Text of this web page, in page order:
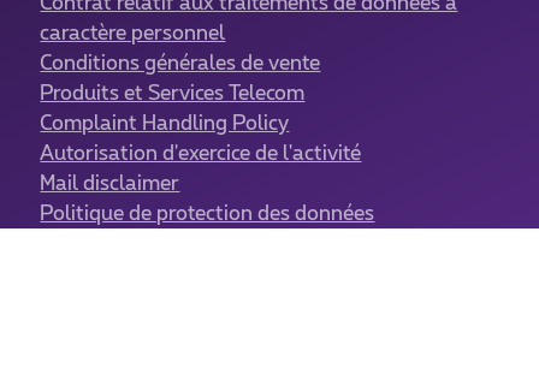
caractère personnel
Conditions générales de vente
Produits et Services Telecom
Complaint Handling Policy
Autorisation d'exercice de l'activité
Mail disclaimer
Politique de protection des données